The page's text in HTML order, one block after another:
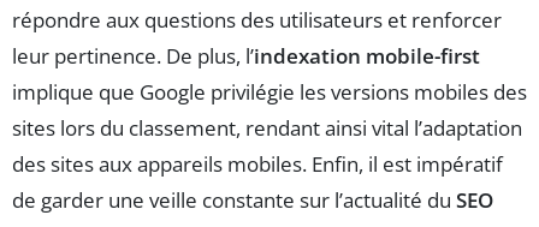
répondre aux questions des utilisateurs et renforcer
leur pertinence. De plus, l’indexation mobile-first
implique que Google privilégie les versions mobiles des
sites lors du classement, rendant ainsi vital l’adaptation
des sites aux appareils mobiles. Enfin, il est impératif
de garder une veille constante sur l’actualité du SEO